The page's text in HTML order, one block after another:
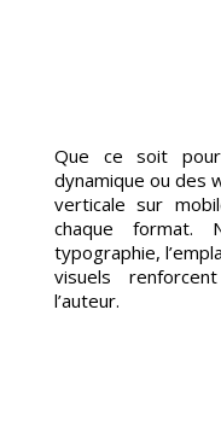
Que ce soit
dynamique ou des
verticale sur
chaque
typographie,
visuels
l’auteur.